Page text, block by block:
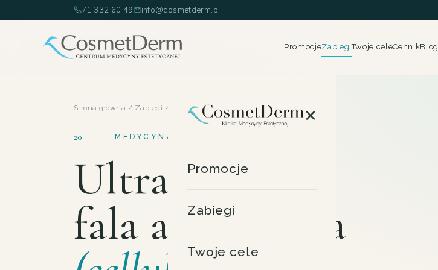
71 332 60 49 info@cosmetderm.pl
PromocjeZabiegiTwoje celeCennikBlog
×
Promocje
Zabiegi
Twoje cele
Strona główna / Zabiegi / UltraSlim
20 MEDYCYNA ESTETYCZNA · WROCŁAW
UltraSlim
fala akustyczna